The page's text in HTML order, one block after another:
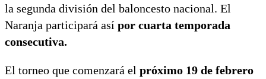
la segunda división del baloncesto nacional. El
Naranja participará así por cuarta temporada
consecutiva.
El torneo que comenzará el próximo 19 de febrero